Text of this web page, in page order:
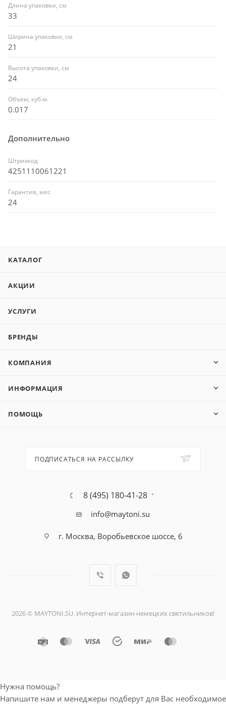
Длина упаковки, см
33
Ширина упаковки, см
21
Высота упаковки, см
24
Объем, куб.м.
0.017
Дополнительно
Штрихкод
4251110061221
Гарантия, мес
24
КАТАЛОГ
АКЦИИ
УСЛУГИ
БРЕНДЫ
КОМПАНИЯ
ИНФОРМАЦИЯ
ПОМОЩЬ
ПОДПИСАТЬСЯ НА РАССЫЛКУ
8 (495) 180-41-28
info@maytoni.su
г. Москва, Воробьевское шоссе, 6
2026 © MAYTONI.SU. Интернет-магазин немецких светильников!
Нужна помощь?
Напишите нам и менеджеры подберут для Вас необходимое